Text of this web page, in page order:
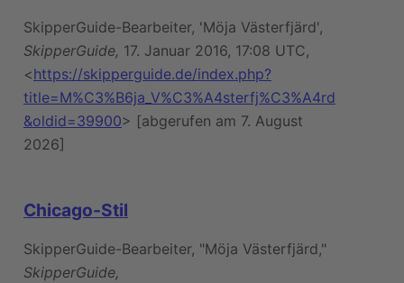
SkipperGuide-Bearbeiter, 'Möja Västerfjärd',
SkipperGuide, 17. Januar 2016, 17:08 UTC,
<https://skipperguide.de/index.php?
title=M%C3%B6ja_V%C3%A4sterfj%C3%A4rd
&oldid=39900> [abgerufen am 7. August
2026]
Chicago-Stil
SkipperGuide-Bearbeiter, "Möja Västerfjärd,"
SkipperGuide,